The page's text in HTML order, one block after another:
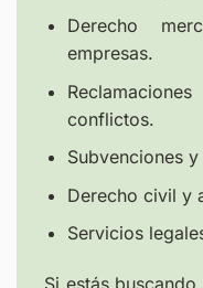
Derecho
empresas.
conflictos.
Subvenciones
Derecho civil y
Servicios